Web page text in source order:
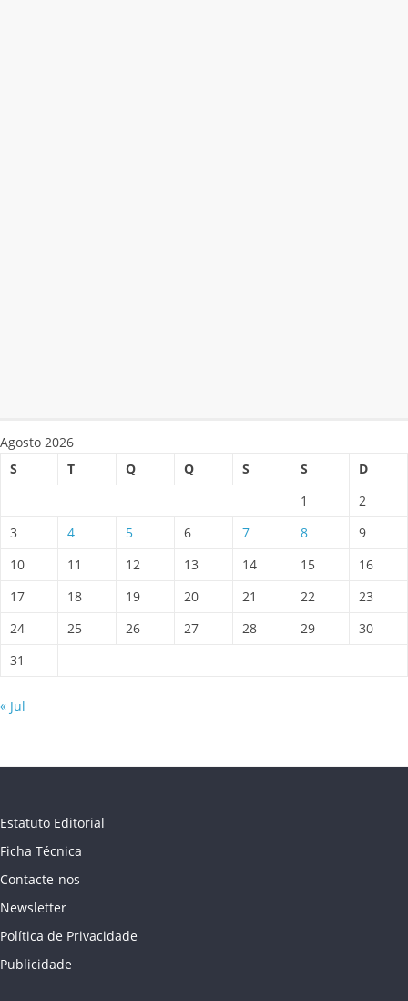
Agosto 2026
S
T Q Q S S
D
1
2
3
4 5 6 7 8
9
10
11 12 13 14 15
16
17
18 19 20 21 22
23
24
25 26 27 28 29
30
31
« Jul
Estatuto Editorial
Ficha Técnica
Contacte-nos
Newsletter
Política de Privacidade
Publicidade